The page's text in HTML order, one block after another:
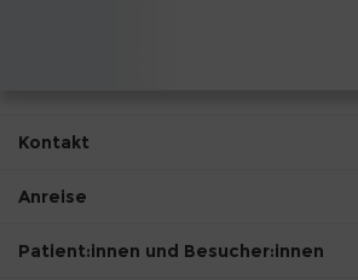
Kontakt
Anreise
Patient:innen und Besucher:innen